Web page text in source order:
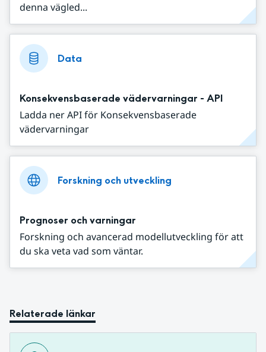
denna vägled...
Data
Konsekvensbaserade vädervarningar - API
Ladda ner API för Konsekvensbaserade
vädervarningar
Forskning och utveckling
Prognoser och varningar
Forskning och avancerad modellutveckling för att
du ska veta vad som väntar.
Relaterade länkar